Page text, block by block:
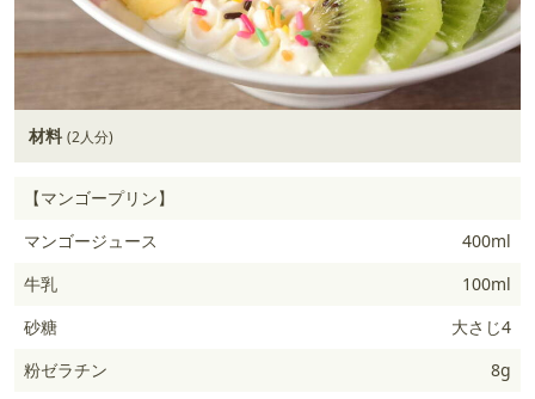
材料 (2人分)
【マンゴープリン】
マンゴージュース
400ml
牛乳
100ml
砂糖
大さじ4
粉ゼラチン
8g